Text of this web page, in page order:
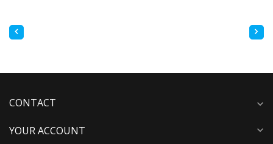
CONTACT expand_more
YOUR ACCOUNT expand_more